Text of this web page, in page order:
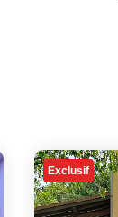
Exclusif